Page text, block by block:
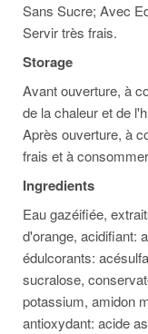
Sans Sucre; Avec
Servir très frais.
Storage
Avant ouverture, à
de la chaleur et de
Après ouverture, à
frais et à
Ingredients
Eau gazéifiée,
d'orange, acidifiant:
édulcorants:
sucralose,
potassium, amidon
antioxydant: acide